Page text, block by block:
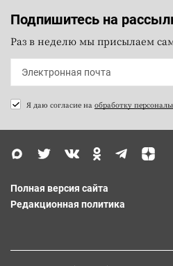
Подпишитесь на
Раз в неделю мы присылаем
Я даю согласие на обработку
Полная версия сайта
Редакционная политика